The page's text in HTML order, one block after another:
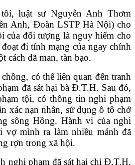
luật sư Nguyễn Anh Thơm
Anh, Đoàn LSTP Hà Nội) cho
của đối tượng là nguy hiểm cho
đi tính mạng của ngay chính
cách dã man, tàn bạo.
có thể liên quan đến tranh
đã sát hại bà Đ.T.H. Sau đó,
tội, có thông tin nghi phạm
xác nạn nhân, sử dụng ô tô chở
sông Hồng. Hành vi của nghi
vợ mình ra làm nhiều mảnh đã
rợn trong xã hội.
nghi phạm đã sát hại chị Đ.T.H.